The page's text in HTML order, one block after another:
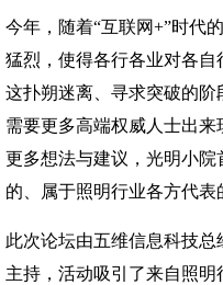
今年，随着“互联网+”时代
猛烈，使得各行各业对各
这扑朔迷离、寻求突破的阶
需要更多高端权威人士出
更多想法与建议，光明小
的、属于照明行业各方代表
此次论坛由五维信息科技
主持，活动吸引了来自照